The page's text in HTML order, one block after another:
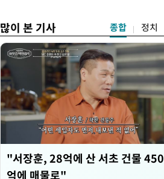
많이 본 기사 종합 정치
"서장훈, 28억에 산 서초 건물 450
억에 매물로"